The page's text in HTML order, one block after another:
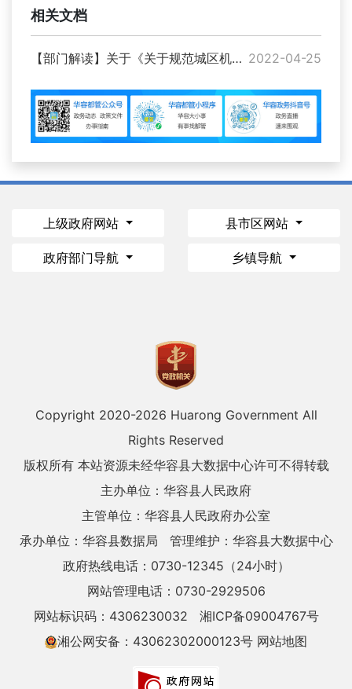
相关文档
【部门解读】关于《关于规范城区机动车经营服务行业市场秩序的通告》的解读 2022-04-25
上级政府网站 县市区网站
政府部门导航 乡镇导航
Copyright 2020-2026 Huarong Government All
Rights Reserved
版权所有 本站资源未经华容县大数据中心许可不得转载
主办单位：华容县人民政府
主管单位：华容县人民政府办公室
承办单位：华容县数据局
管理维护：华容县大数据中心
政府热线电话：0730-12345（24小时）
网站管理电话：0730-2929506
网站标识码：4306230032
湘ICP备09004767号
湘公网安备：43062302000123号 网站地图